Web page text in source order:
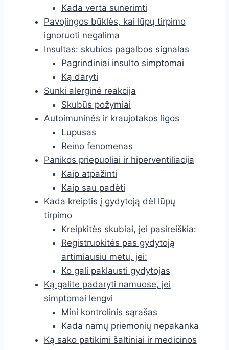
Kada verta sunerimti
Pavojingos būklės, kai lūpų tirpimo
ignoruoti negalima
Insultas: skubios pagalbos signalas
Pagrindiniai insulto simptomai
Ką daryti
Sunki alerginė reakcija
Skubūs požymiai
Autoimuninės ir kraujotakos ligos
Lupusas
Reino fenomenas
Panikos priepuoliai ir hiperventiliacija
Kaip atpažinti
Kaip sau padėti
Kada kreiptis į gydytoją dėl lūpų
tirpimo
Kreipkitės skubiai, jei pasireiškia:
Registruokitės pas gydytoją
artimiausiu metu, jei:
Ko gali paklausti gydytojas
Ką galite padaryti namuose, jei
simptomai lengvi
Mini kontrolinis sąrašas
Kada namų priemonių nepakanka
Ką sako patikimi šaltiniai ir medicinos